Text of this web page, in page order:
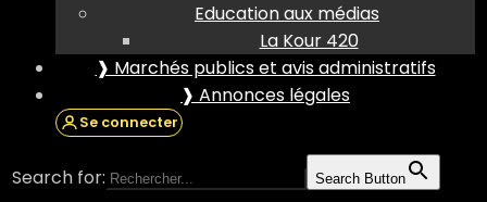
Education aux médias
La Kour 420
❱ Marchés publics et avis administratifs
❱ Annonces légales
Se connecter
Search for: Search Button